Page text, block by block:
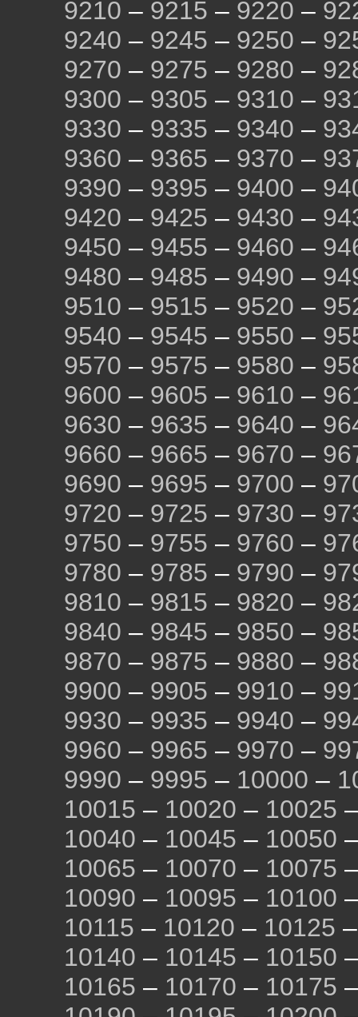
9210 – 9215 – 9220 –
9240 – 9245 – 9250 –
9270 – 9275 – 9280 –
9300 – 9305 – 9310 –
9330 – 9335 – 9340 –
9360 – 9365 – 9370 –
9390 – 9395 – 9400 –
9420 – 9425 – 9430 –
9450 – 9455 – 9460 –
9480 – 9485 – 9490 –
9510 – 9515 – 9520 –
9540 – 9545 – 9550 –
9570 – 9575 – 9580 –
9600 – 9605 – 9610 –
9630 – 9635 – 9640 –
9660 – 9665 – 9670 –
9690 – 9695 – 9700 –
9720 – 9725 – 9730 –
9750 – 9755 – 9760 –
9780 – 9785 – 9790 –
9810 – 9815 – 9820 –
9840 – 9845 – 9850 –
9870 – 9875 – 9880 –
9900 – 9905 – 9910 –
9930 – 9935 – 9940 –
9960 – 9965 – 9970 –
9990 – 9995 – 10000 –
10015 – 10020 – 10025
10040 – 10045 – 10050
10065 – 10070 – 10075
10090 – 10095 – 10100
10115 – 10120 – 10125
10140 – 10145 – 10150
10165 – 10170 – 10175